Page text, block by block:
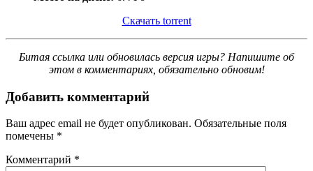
Скачать torrent
Битая ссылка или обновилась версия игры? Напишите об
этом в комментариях, обязательно обновим!
Добавить комментарий
Ваш адрес email не будет опубликован. Обязательные поля
помечены *
Комментарий *